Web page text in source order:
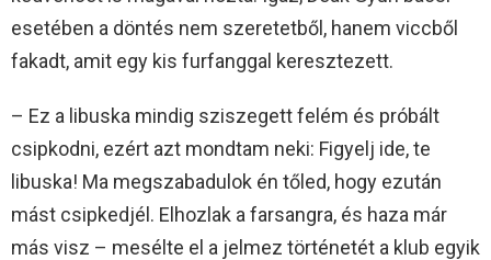
esetében a döntés nem szeretetből, hanem viccből
fakadt, amit egy kis furfanggal keresztezett.
– Ez a libuska mindig sziszegett felém és próbált
csipkodni, ezért azt mondtam neki: Figyelj ide, te
libuska! Ma megszabadulok én tőled, hogy ezután
mást csipkedjél. Elhozlak a farsangra, és haza már
más visz – mesélte el a jelmez történetét a klub egyik